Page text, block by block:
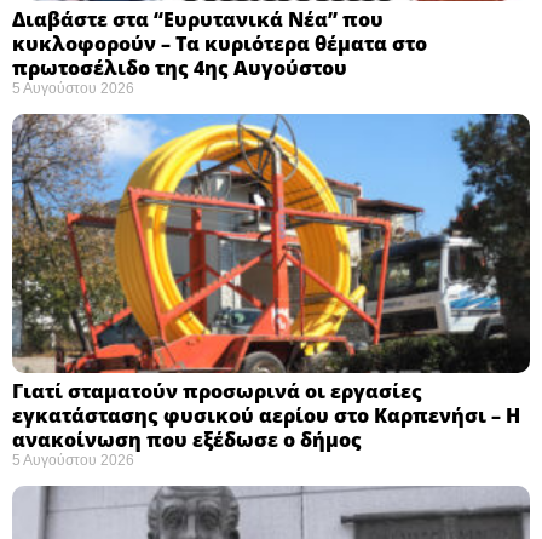
Διαβάστε στα “Ευρυτανικά Νέα” που
κυκλοφορούν – Τα κυριότερα θέματα στο
πρωτοσέλιδο της 4ης Αυγούστου
5 Αυγούστου 2026
Γιατί σταματούν προσωρινά οι εργασίες
εγκατάστασης φυσικού αερίου στο Καρπενήσι – Η
ανακοίνωση που εξέδωσε ο δήμος
5 Αυγούστου 2026